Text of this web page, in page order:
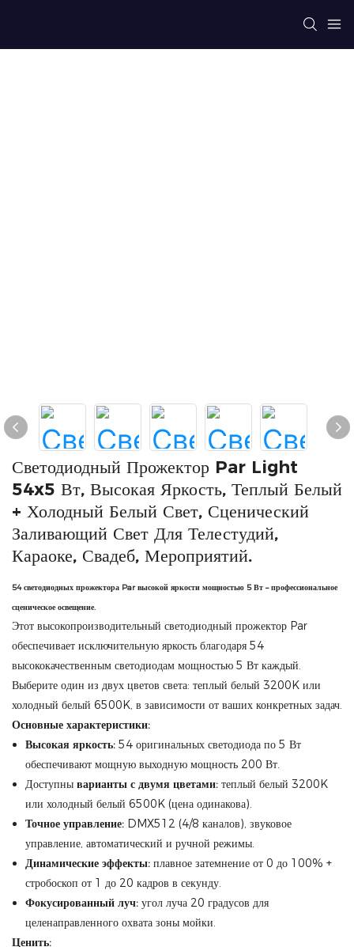
Светодиодный Прожектор Par Light
54x5 Вт, Высокая Яркость, Теплый Белый
+ Холодный Белый Свет, Сценический
Заливающий Свет Для Телестудий,
Караоке, Свадеб, Мероприятий.
54 светодиодных прожектора Par высокой яркости мощностью 5 Вт – профессиональное
сценическое освещение.
Этот высокопроизводительный светодиодный прожектор Par
обеспечивает исключительную яркость благодаря 54
высококачественным светодиодам мощностью 5 Вт каждый.
Выберите один из двух цветов света: теплый белый 3200K или
холодный белый 6500K, в зависимости от ваших конкретных задач.
Основные характеристики:
Высокая яркость:54 оригинальных светодиода по 5 Вт
обеспечивают мощную выходную мощность 200 Вт.
Доступны варианты с двумя цветами:теплый белый 3200K
или холодный белый 6500K (цена одинакова).
Точное управление:DMX512 (4/8 каналов), звуковое
управление, автоматический и ручной режимы.
Динамические эффекты:плавное затемнение от 0 до 100% +
стробоскоп от 1 до 20 кадров в секунду.
Фокусированный луч:угол луча 20 градусов для
целенаправленного охвата зоны мойки.
Ценить: